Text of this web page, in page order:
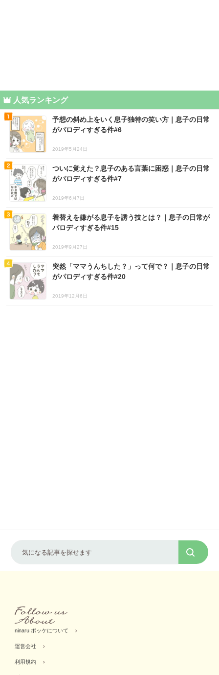
人気ランキング
予想の斜め上をいく息子独特の笑い方｜息子の日常
がパロディすぎる件#6
2019年5月24日
ついに覚えた？息子のある言葉に困惑｜息子の日常
がパロディすぎる件#7
2019年6月7日
着替えを嫌がる息子を誘う技とは？｜息子の日常が
パロディすぎる件#15
2019年9月27日
突然「ママうんちした？」って何で？｜息子の日常
がパロディすぎる件#20
2019年12月6日
ninaru ポッケについて
運営会社
利用規約